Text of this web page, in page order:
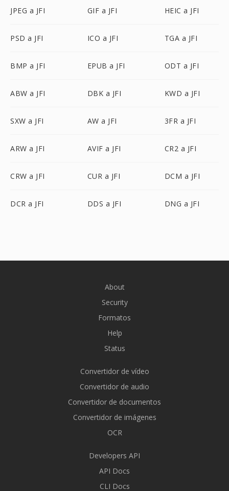
JPEG a JFI GIF a JFI HEIC a JFI
PSD a JFI ICO a JFI TGA a JFI
BMP a JFI EPUB a JFI ODT a JFI
ABW a JFI DBK a JFI KWD a JFI
SXW a JFI AW a JFI 3FR a JFI
ARW a JFI AVIF a JFI CR2 a JFI
CRW a JFI CUR a JFI DCM a JFI
DCR a JFI DDS a JFI DNG a JFI
About
Security
Formatos
Help
Status
Convertidor de vídeo
Convertidor de audio
Convertidor de documentos
Convertidor de imágenes
OCR
Developers API
API Docs
CLI Docs